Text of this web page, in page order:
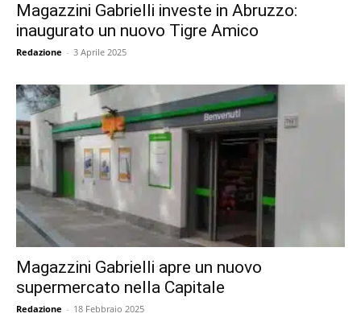
Magazzini Gabrielli investe in Abruzzo:
inaugurato un nuovo Tigre Amico
Redazione - 3 Aprile 2025
Magazzini Gabrielli apre un nuovo
supermercato nella Capitale
Redazione - 18 Febbraio 2025